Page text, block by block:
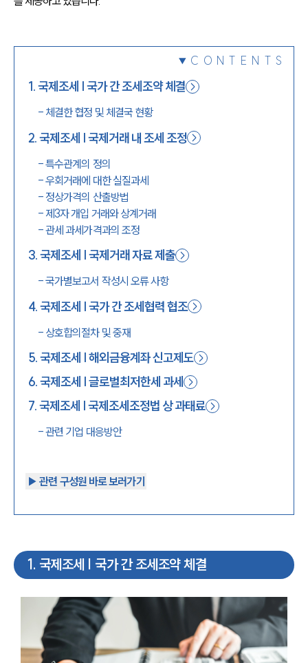
1800-7905
CONTENTS
1.국제조세 | 국가 간 조세조약 체결
- 체결한 협정 및 체결국 현황
2.국제조세 | 국제거래 내 조세 조정
-특수관계의 정의
-우회거래에 대한 실질과세
- 정상가격의 산출방법
- 제3자 개입 거래와 상계거래
-관세 과세가격과의 조정
3.국제조세 | 국제거래 자료 제출
-국가별보고서 작성시 오류 사항
4.국제조세 | 국가 간 조세협력 협조
- 상호합의절차 및 중재
5.국제조세 | 해외금융계좌 신고제도
6.국제조세 | 글로벌최저한세 과세
7.국제조세 | 국제조세조정법 상 과태료
-관련 기업 대응방안
▶︎ 관련 구성원 바로 보러가기
1 . 국제조세 | 국가 간 조세조약 체결